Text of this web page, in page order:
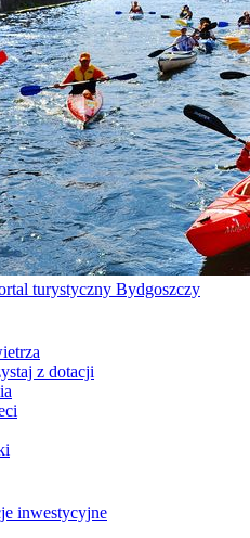
turystyczny Bydgoszczy
z dotacji
inwestycyjne